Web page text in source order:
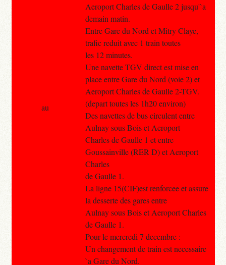
Aeroport Charles de Gaulle 2 jusqu'`a
demain matin.
Entre Gare du Nord et Mitry Claye,
trafic reduit avec 1 train toutes
les 12 minutes.
Une navette TGV direct est mise en
place entre Gare du Nord (voie 2) et
Aeroport Charles de Gaulle 2-TGV.
(depart toutes les 1h20 environ)
Des navettes de bus circulent entre
Aulnay sous Bois et Aeroport
Charles de Gaulle 1 et entre
Goussainville (RER D) et Aeroport
Charles
de Gaulle 1.
La ligne 15(CIF)est renforcee et assure
la desserte des gares entre
Aulnay sous Bois et Aeroport Charles
de Gaulle 1.
Pour le mercredi 7 decembre :
Un changement de train est necessaire
`a Gare du Nord.
au